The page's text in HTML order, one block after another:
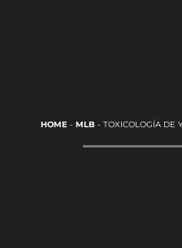
HOME- MLB- TOXICOLOGÍA DE